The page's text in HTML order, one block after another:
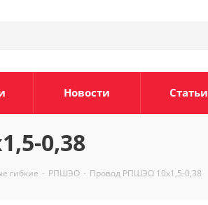
Новости Статьи
0,38
гибкие - РПШЭО - Провод РПШЭО 10х1,5-0,38